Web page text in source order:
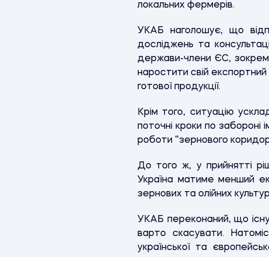
локальних фермерів.
УКАБ наголошує, що
досліджень та
держави-члени ЄС,
наростити свій
готової продукції.
Крім того, ситуацію
поточні кроки по забороні
роботи “зернового
До того ж, у прийнятті
Україна матиме менший
зернових та олійних
УКАБ переконаний, що
варто скасувати.
української та